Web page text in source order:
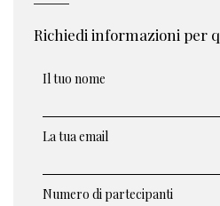
Richiedi informazioni per
Il tuo nome
La tua email
Numero di partecipanti